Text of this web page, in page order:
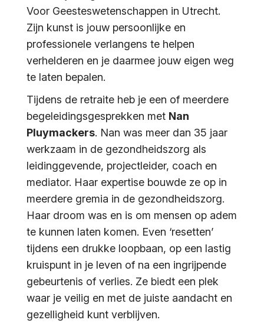
Voor Geesteswetenschappen in Utrecht.
Zijn kunst is jouw persoonlijke en
professionele verlangens te helpen
verhelderen en je daarmee jouw eigen weg
te laten bepalen.
Tijdens de retraite heb je een of meerdere
begeleidingsgesprekken met Nan
Pluymackers. Nan was meer dan 35 jaar
werkzaam in de gezondheidszorg als
leidinggevende, projectleider, coach en
mediator. Haar expertise bouwde ze op in
meerdere gremia in de gezondheidszorg.
Haar droom was en is om mensen op adem
te kunnen laten komen. Even ‘resetten’
tijdens een drukke loopbaan, op een lastig
kruispunt in je leven of na een ingrijpende
gebeurtenis of verlies. Ze biedt een plek
waar je veilig en met de juiste aandacht en
gezelligheid kunt verblijven.